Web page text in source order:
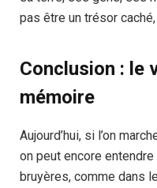
pas être un trésor
Conclusion : le
mémoire
Aujourd’hui, si l’on
on peut encore
bruyères, comme dans